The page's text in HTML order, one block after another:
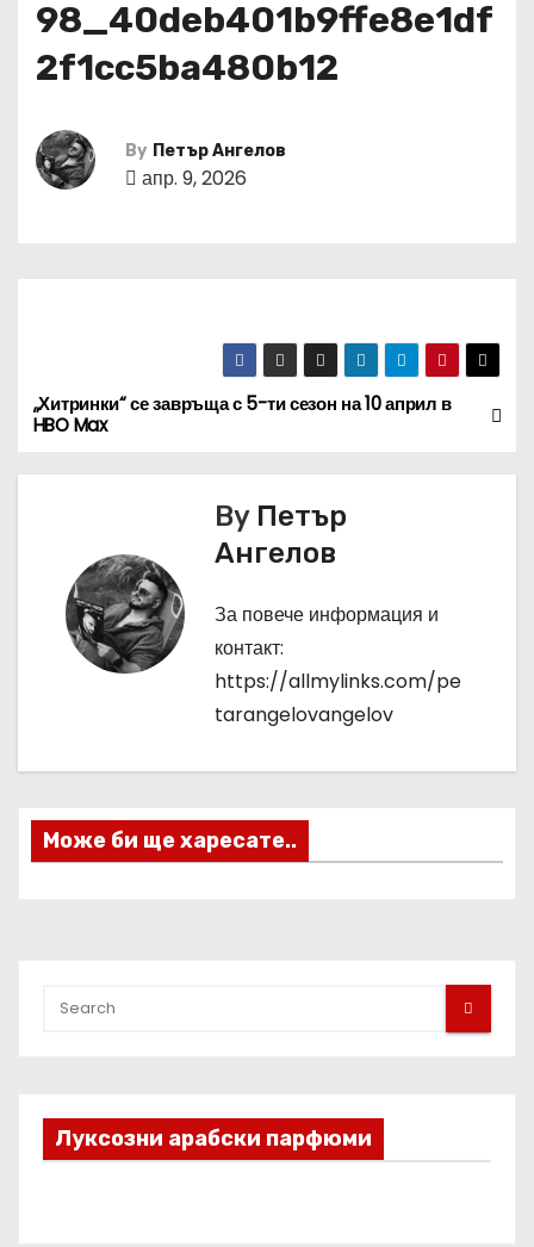
98_40deb401b9ffe8e1df
2f1cc5ba480b12
By Петър Ангелов
апр. 9, 2026
Н
а
и
я
„Хитринки“ се завръща с 5-ти сезон на 10 април в
HBO Max
By Петър
Ангелов
За повече информация и
контакт:
https://allmylinks.com/pe
tarangelovangelov
Може би ще харесате..
Луксозни арабски парфюми